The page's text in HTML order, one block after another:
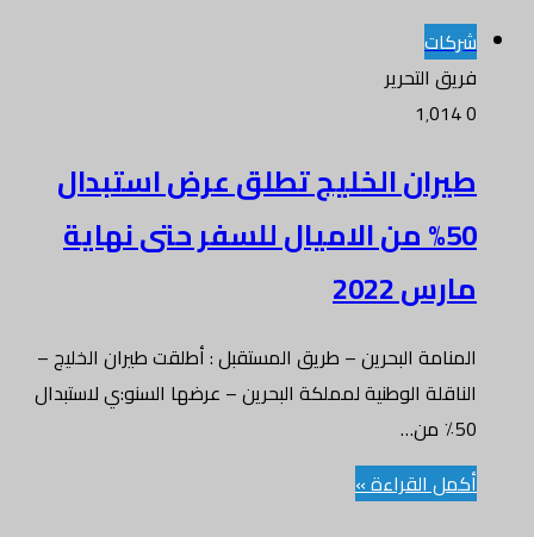
شركات
فريق التحرير
0
طيران الخليج تطلق عرض استبدال
50% من الاميال للسفر حتى نهاية
مارس 2022
المنامة البحرين – طريق المستقبل : أطلقت طيران الخليج –
الناقلة الوطنية لمملكة البحرين – عرضها السنو:ي لاستبدال
50٪ من…
أكمل القراءة »